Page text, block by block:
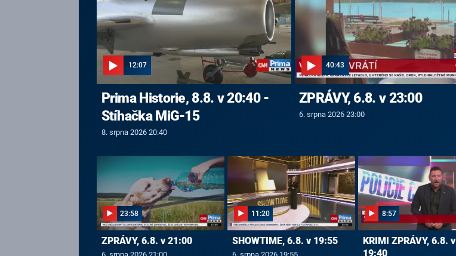
12:07
Prima Historie, 8.8. v 20:40 -
Stíhačka MiG-15
8. srpna 2026 20:40
40:43
ZPRÁVY, 6.8. v 23:00
6. srpna 2026 23:00
23:58
ZPRÁVY, 6.8. v 21:00
11:20
SHOWTIME, 6.8. v 19:55
8:57
KRIMI ZPRÁVY, 6.8. v
19:40